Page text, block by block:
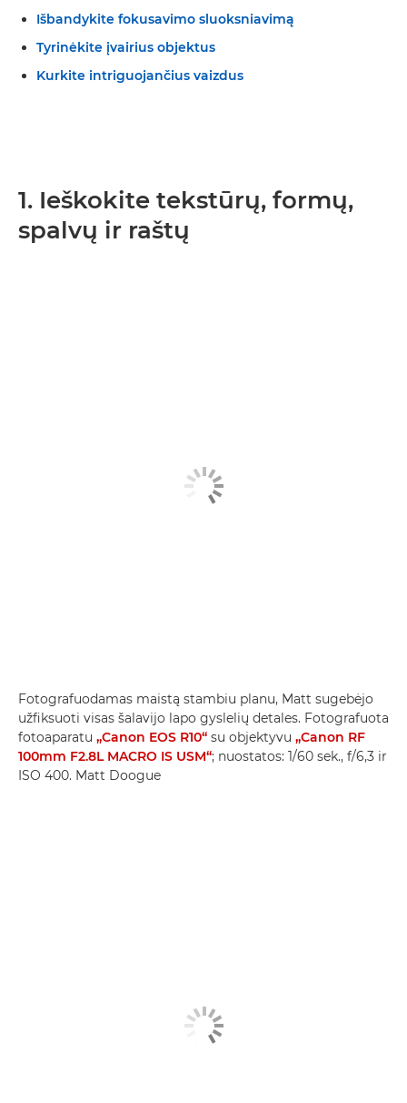
Išbandykite fokusavimo sluoksniavimą
Tyrinėkite įvairius objektus
Kurkite intriguojančius vaizdus
1. Ieškokite tekstūrų, formų,
spalvų ir raštų
Fotografuodamas maistą stambiu planu, Matt sugebėjo
užfiksuoti visas šalavijo lapo gyslelių detales. Fotografuota
fotoaparatu „Canon EOS R10“ su objektyvu „Canon RF
100mm F2.8L MACRO IS USM“; nuostatos: 1/60 sek., f/6,3 ir
ISO 400. Matt Doogue